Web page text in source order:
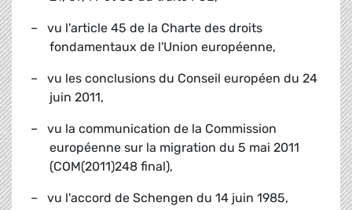
– vu l'article 45 de la Charte des droits
fondamentaux de l'Union européenne,
– vu les conclusions du Conseil européen du 24
juin 2011,
– vu la communication de la Commission
européenne sur la migration du 5 mai 2011
(COM(2011)248 final),
– vu l'accord de Schengen du 14 juin 1985,